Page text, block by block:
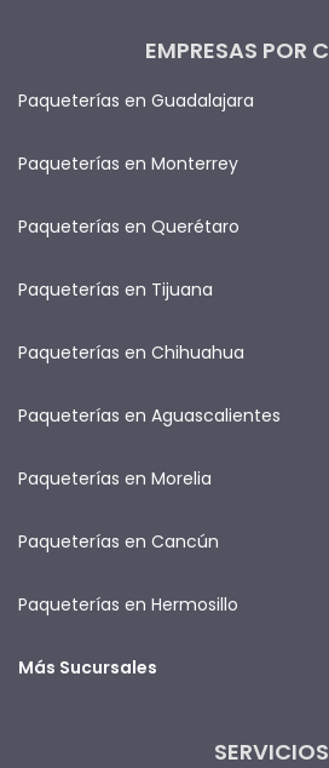
EMPRESAS POR
Paqueterías en Guadalajara
Paqueterías en Monterrey
Paqueterías en Querétaro
Paqueterías en Tijuana
Paqueterías en Chihuahua
Paqueterías en Aguascalientes
Paqueterías en Morelia
Paqueterías en Cancún
Paqueterías en Hermosillo
Más Sucursales
SERVICIOS